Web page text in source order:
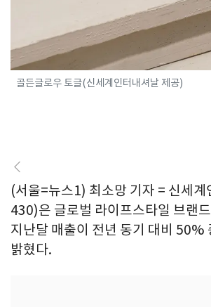
골든글로우 토글(신세계인터내셔날 제공)
(서울=뉴스1) 최소망 기자 = 신세
430)은 글로벌 라이프스타일 브랜
지난달 매출이 전년 동기 대비 50%
밝혔다.